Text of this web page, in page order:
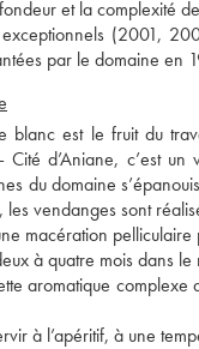
et la complexité
exceptionnels (2001,
par le domaine en
blanc est le fruit du
d’Aniane, c’est
du domaine
les vendanges sont
macération
à quatre mois dans le
aromatique complexe
à l’apéritif, à une